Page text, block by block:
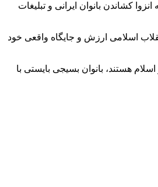
کشاندن بانوان ایرانی و تبلیغات
اسلامی ارزش و جایگاه واقعی خود
هستند، بانوان بسیجی بایستی با